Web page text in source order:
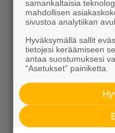
Pihakivet
samankaltaisia
mahdollisen
sivustoa analytiikan
Hyväksymällä sallit
tietojesi keräämiseen
antaa suostumuksesi
“Asetukset” painiketta.